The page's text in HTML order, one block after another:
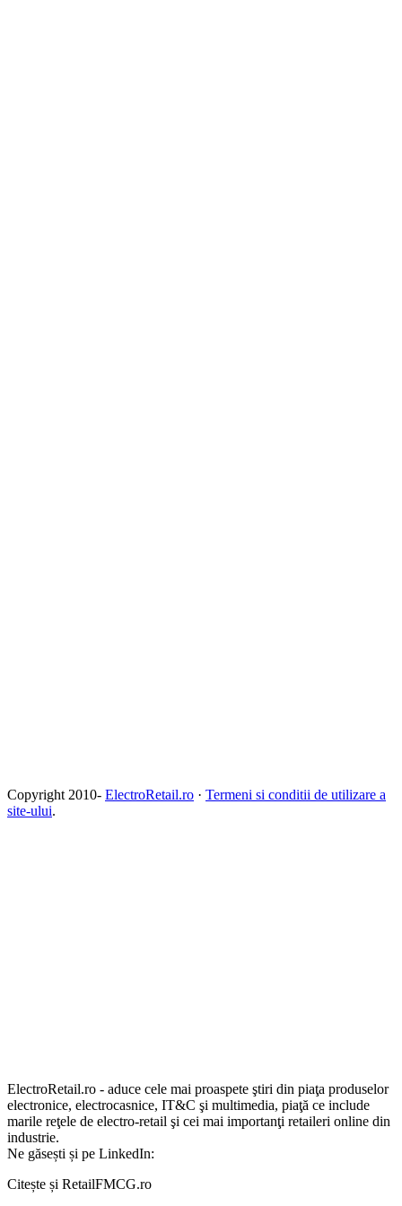
Copyright 2010- ElectroRetail.ro · Termeni si conditii de utilizare a
site-ului.
ElectroRetail.ro - aduce cele mai proaspete ştiri din piaţa produselor
electronice, electrocasnice, IT&C şi multimedia, piaţă ce include
marile reţele de electro-retail şi cei mai importanţi retaileri online din
industrie.
Ne găsești și pe LinkedIn:
Citește și RetailFMCG.ro